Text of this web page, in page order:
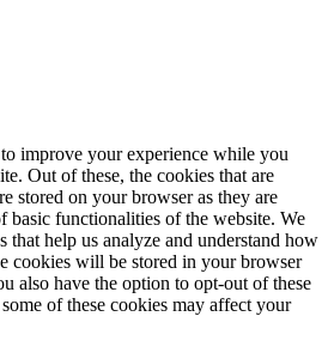
improve your experience while you
Out of these, the cookies that are
stored on your browser as they are
basic functionalities of the website. We
that help us analyze and understand how
cookies will be stored in your browser
also have the option to opt-out of these
of these cookies may affect your